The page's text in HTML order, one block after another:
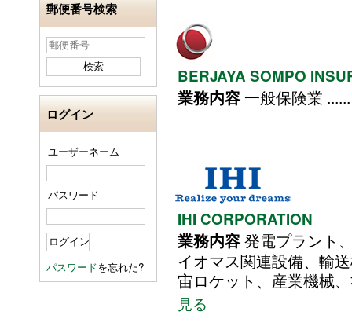
郵便番号検索
ログイン
ユーザーネーム
パスワード
パスワードを忘れた?
BERJAYA SOMPO
業務内容 一般保険業 ......
IHI CORPORATION
業務内容発電プラント
イオマス関連設備、輸
宙ロケット、産業機械
見る